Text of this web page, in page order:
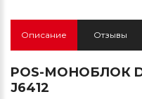
Описание Отзывы
POS-МОНОБЛОК
J6412